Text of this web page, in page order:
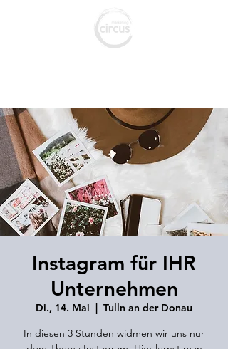
Instagram für IHR
Unternehmen
Di., 14. Mai
  |
Tulln an der Donau
In diesen 3 Stunden widmen wir uns nur